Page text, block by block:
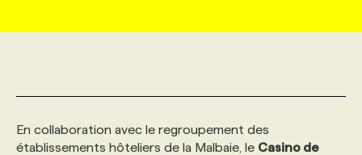
AFFAIRES DE L'INDUSTRIE
INITIATIVES NUMÉRIQUES
WEB & MÉDIAS SOCIAUX
MARKETING DURABLE
INFOLETTRE PUBLICITÉ
ANNONCEZ AVEC NOUS
CONSULTER LA CVTHÈQUE
PROFIL ENTREPRISE
VOIR LES OFFRES
PROFIL CANDIDAT
FAQ
ANNONCEZ AVEC NOUS
NOS FORMATIONS EN LIGNE
NOS PARCOURS DE FORMATIONS
CHASSE DE TÊTE
SERVICE DE CHASSE DE TÊTE
En collaboration avec le regroupement des
établissements hôteliers de la Malbaie, le Casino de